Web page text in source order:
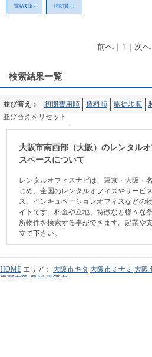
電話対応 時間貸し
前へ｜ 1 次へ
検索結果一覧
並び替え： 初期費用順 賃料順 駅徒歩順
並び替えをリセット
大阪市南西部（大阪）のレンタル
スペースについて
レンタルオフィスナビは、東京・大阪・
じめ、全国のレンタルオフィスやサービ
ス、インキュベーションオフィスなどの
イトです。料金や立地、特徴など様々な
所物件を検索する事ができます。起業や
立て下さい。
HOME エリア： 大阪市キタ 大阪市ミナミ 大阪
東部大阪 泉州 南河内